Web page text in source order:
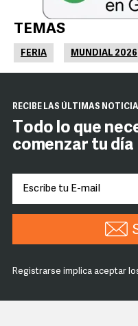
TEMAS
FERIA MUNDIAL 2026
RECIBE LAS ÚLTIMAS
Todo lo que
comenzar tu día
Registrarse implica aceptar